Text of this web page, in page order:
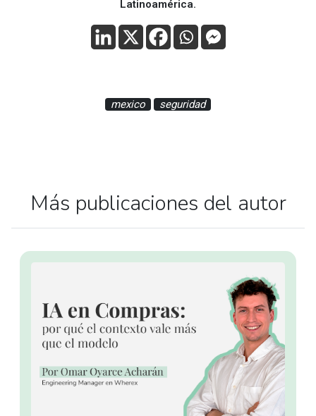
Latinoamérica.
mexico seguridad
Más publicaciones del autor